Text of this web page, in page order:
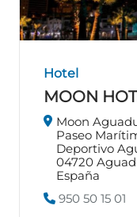
Hotel
MOON
Moon
Paseo
Deportivo
04720
España
950 50 15 01